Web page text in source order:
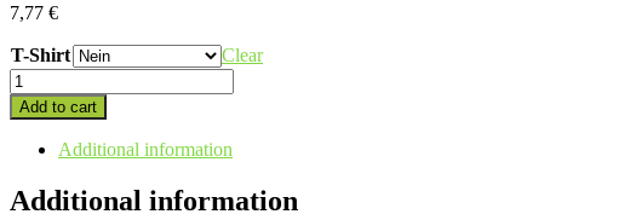
7,77 €
T-Shirt
Clear
FUN-
RUN
(Teilnehmer/innen
aller
Altersklassen
ohne
Wertung)
Add to cart
Additional information
Additional information